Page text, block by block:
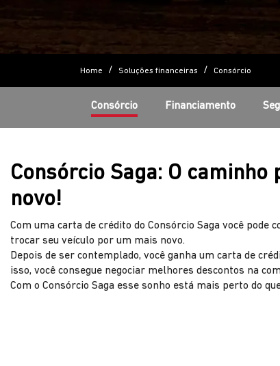
Home Soluções financeiras Consórcio
Consórcio Financiamento
Consórcio Saga: O
novo!
Com uma carta de crédito do Consórcio Saga você pode
trocar seu veículo por um mais novo.
Depois de ser contemplado, você ganha um carta de
isso, você consegue negociar melhores descontos na
Com o Consórcio Saga esse sonho está mais perto do